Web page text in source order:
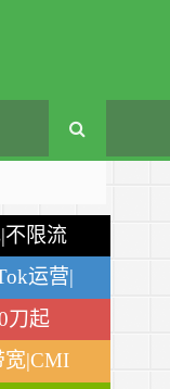
不限流
运营|
刀起
宽|CMI